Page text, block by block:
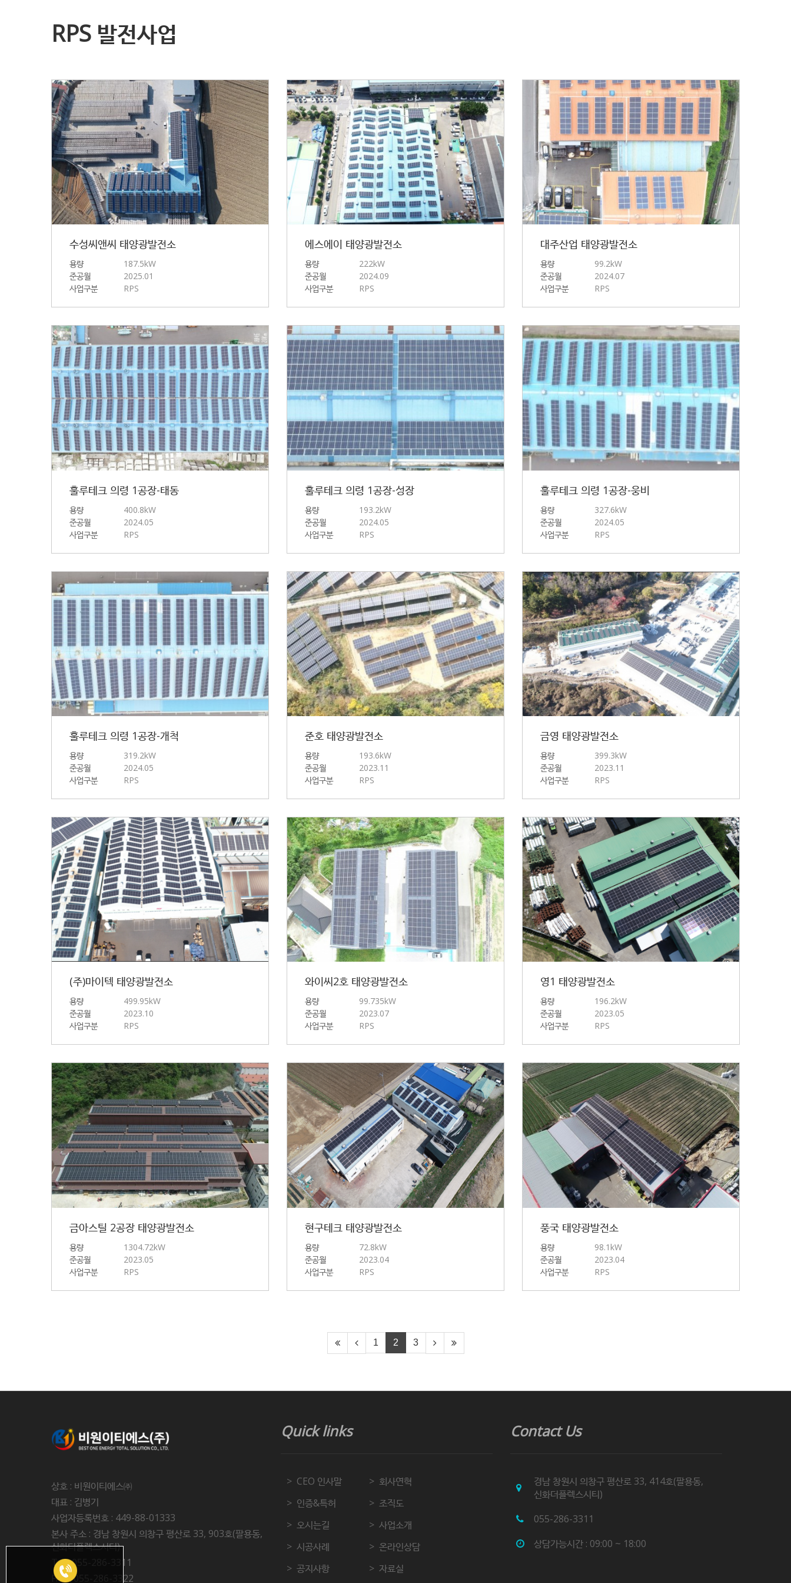
RPS 발전사업
수성씨앤씨 태양광발전소
용량
187.5kW
준공월
2025.01
사업구분
RPS
에스에이 태양광발전소
용량
222kW
준공월
2024.09
사업구분
RPS
대주산업 태양광발전소
용량
99.2kW
준공월
2024.07
사업구분
RPS
훌루테크 의령 1공장-태동
용량
400.8kW
준공월
2024.05
사업구분
RPS
훌루테크 의령 1공장-성장
용량
193.2kW
준공월
2024.05
사업구분
RPS
훌루테크 의령 1공장-웅비
용량
327.6kW
준공월
2024.05
사업구분
RPS
훌루테크 의령 1공장-개척
용량
319.2kW
준공월
2024.05
사업구분
RPS
준호 태양광발전소
용량
193.6kW
준공월
2023.11
사업구분
RPS
금영 태양광발전소
용량
399.3kW
준공월
2023.11
사업구분
RPS
(주)마이텍 태양광발전소
용량
499.95kW
준공월
2023.10
사업구분
RPS
와이씨2호 태양광발전소
용량
99.735kW
준공월
2023.07
사업구분
RPS
영1 태양광발전소
용량
196.2kW
준공월
2023.05
사업구분
RPS
금아스틸 2공장 태양광발전소
용량
1304.72kW
준공월
2023.05
사업구분
RPS
현구테크 태양광발전소
용량
72.8kW
준공월
2023.04
사업구분
RPS
풍국 태양광발전소
용량
98.1kW
준공월
2023.04
사업구분
RPS
1 2 3
상호 : 비원이티에스㈜
대표 : 김병기
사업자등록번호 : 449-88-01333
본사 주소 : 경남 창원시 의창구 평산로 33, 903호(팔용동,
신화더플렉스시티)
Tel : 055-286-3311
FAX : 055-286-3322
Quick links
CEO 인사말
회사연혁
인증&특허
조직도
오시는길
사업소개
시공사례
온라인상담
공지사항
자료실
Contact Us
경남 창원시 의창구 평산로 33, 414호(팔용동,
신화더플렉스시티)
055-286-3311
상담가능시간 : 09:00 ~ 18:00